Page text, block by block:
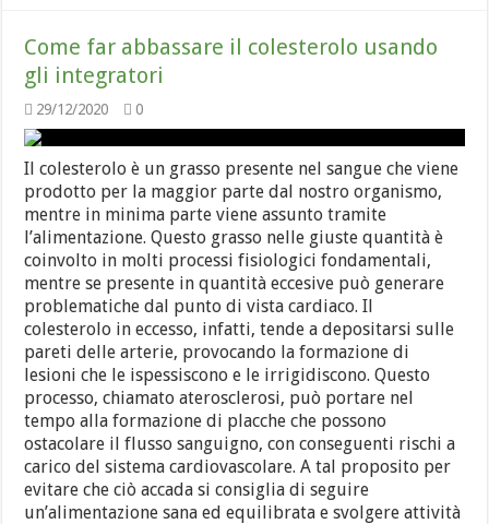
Come far abbassare il colesterolo usando
gli integratori
29/12/2020 0
Il colesterolo è un grasso presente nel sangue che viene
prodotto per la maggior parte dal nostro organismo,
mentre in minima parte viene assunto tramite
l’alimentazione. Questo grasso nelle giuste quantità è
coinvolto in molti processi fisiologici fondamentali,
mentre se presente in quantità eccesive può generare
problematiche dal punto di vista cardiaco. Il
colesterolo in eccesso, infatti, tende a depositarsi sulle
pareti delle arterie, provocando la formazione di
lesioni che le ispessiscono e le irrigidiscono. Questo
processo, chiamato aterosclerosi, può portare nel
tempo alla formazione di placche che possono
ostacolare il flusso sanguigno, con conseguenti rischi a
carico del sistema cardiovascolare. A tal proposito per
evitare che ciò accada si consiglia di seguire
un’alimentazione sana ed equilibrata e svolgere attività